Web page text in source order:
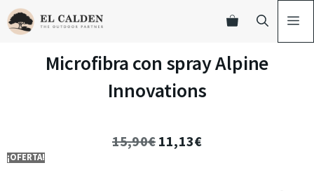
Microfibra con spray Alpine
Innovations
15,90€ 11,13€
¡OFERTA!